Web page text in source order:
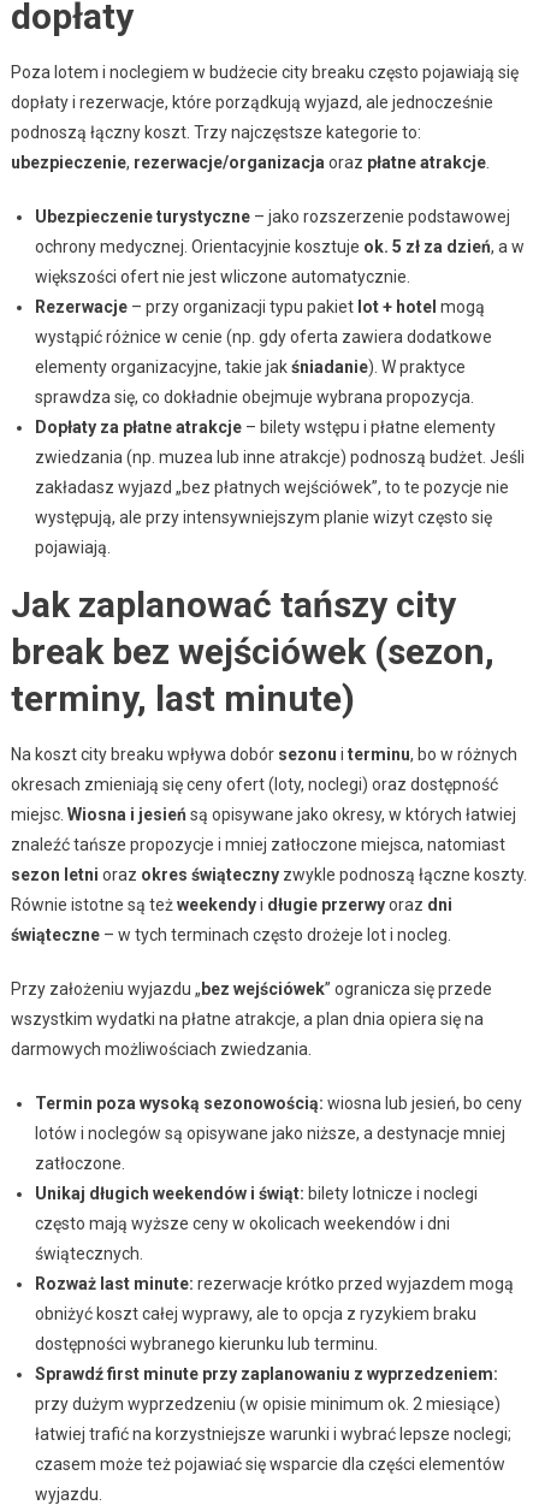
dopłaty
Poza lotem i noclegiem w budżecie city breaku często pojawiają się
dopłaty i rezerwacje, które porządkują wyjazd, ale jednocześnie
podnoszą łączny koszt. Trzy najczęstsze kategorie to:
ubezpieczenie, rezerwacje/organizacja oraz płatne atrakcje.
Ubezpieczenie turystyczne– jako rozszerzenie podstawowej
ochrony medycznej. Orientacyjnie kosztuje ok. 5 zł za dzień, a w
większości ofert nie jest wliczone automatycznie.
Rezerwacje– przy organizacji typu pakiet lot + hotel mogą
wystąpić różnice w cenie (np. gdy oferta zawiera dodatkowe
elementy organizacyjne, takie jakśniadanie). W praktyce
sprawdza się, co dokładnie obejmuje wybrana propozycja.
Dopłaty za płatne atrakcje– bilety wstępu i płatne elementy
zwiedzania (np. muzea lub inne atrakcje) podnoszą budżet. Jeśli
zakładasz wyjazd „bez płatnych wejściówek”, to te pozycje nie
występują, ale przy intensywniejszym planie wizyt często się
pojawiają.
Jak zaplanować tańszy city
break bez wejściówek (sezon,
terminy, last minute)
Na koszt city breaku wpływa dobór sezonu i terminu, bo w różnych
okresach zmieniają się ceny ofert (loty, noclegi) oraz dostępność
miejsc. Wiosna i jesień są opisywane jako okresy, w których łatwiej
znaleźć tańsze propozycje i mniej zatłoczone miejsca, natomiast
sezon letni oraz okres świątecznyzwykle podnoszą łączne koszty.
Równie istotne są teżweekendyi długie przerwyoraz dni
świąteczne– w tych terminach często drożeje lot i nocleg.
Przy założeniu wyjazdu „bez wejściówek” ogranicza się przede
wszystkim wydatki na płatne atrakcje, a plan dnia opiera się na
darmowych możliwościach zwiedzania.
Termin poza wysoką sezonowością: wiosna lub jesień, bo ceny
lotów i noclegów są opisywane jako niższe, a destynacje mniej
zatłoczone.
Unikaj długich weekendów i świąt: bilety lotnicze i noclegi
często mają wyższe ceny w okolicach weekendów i dni
świątecznych.
Rozważ last minute: rezerwacje krótko przed wyjazdem mogą
obniżyć koszt całej wyprawy, ale to opcja z ryzykiem braku
dostępności wybranego kierunku lub terminu.
Sprawdź first minute przy zaplanowaniu z wyprzedzeniem:
przy dużym wyprzedzeniu (w opisie minimum ok. 2 miesiące)
łatwiej trafić na korzystniejsze warunki i wybrać lepsze noclegi;
czasem może też pojawiać się wsparcie dla części elementów
wyjazdu.